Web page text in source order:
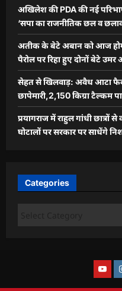
अखिलेश की PDA की नई
‘सपा का राजनीतिक छल व
अतीक के बेटे अबान को आज
पैरोल पर रिहा हुए दोनों बेटे
सेहत से खिलवाड़: अवैध आटा
छापेमारी,2,150 किग्रा टैल्कम
प्रयागराज में राहुल गांधी
घोटालों पर सरकार पर साधेंगे
Categories